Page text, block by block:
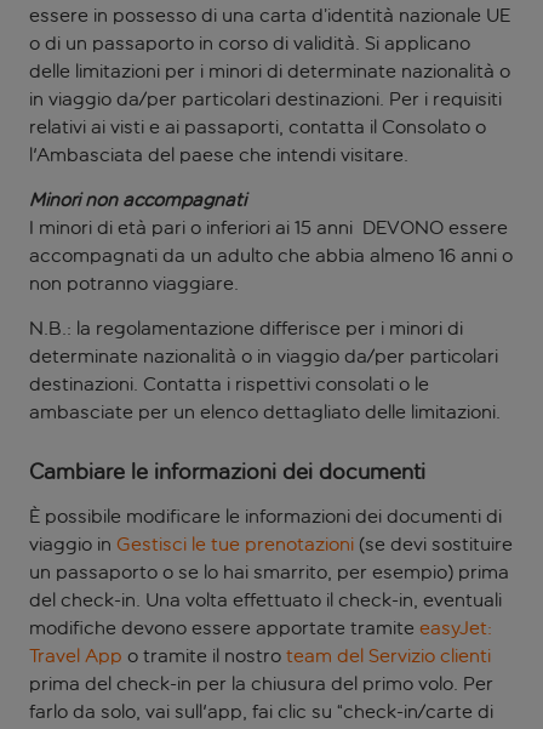
essere in possesso di una carta d’identità nazionale UE
o di un passaporto in corso di validità. Si applicano
delle limitazioni per i minori di determinate nazionalità o
in viaggio da/per particolari destinazioni. Per i requisiti
relativi ai visti e ai passaporti, contatta il Consolato o
l'Ambasciata del paese che intendi visitare.
Minori non accompagnati
I minori di età pari o inferiori ai 15 anni DEVONO essere
accompagnati da un adulto che abbia almeno 16 anni o
non potranno viaggiare.
N.B.: la regolamentazione differisce per i minori di
determinate nazionalità o in viaggio da/per particolari
destinazioni. Contatta i rispettivi consolati o le
ambasciate per un elenco dettagliato delle limitazioni.
Cambiare le informazioni dei documenti
È possibile modificare le informazioni dei documenti di
viaggio in Gestisci le tue prenotazioni (se devi sostituire
un passaporto o se lo hai smarrito, per esempio) prima
del check-in. Una volta effettuato il check-in, eventuali
modifiche devono essere apportate tramite easyJet:
Travel App o tramite il nostro team del Servizio clienti
prima del check-in per la chiusura del primo volo. Per
farlo da solo, vai sull'app, fai clic su “check-in/carte di